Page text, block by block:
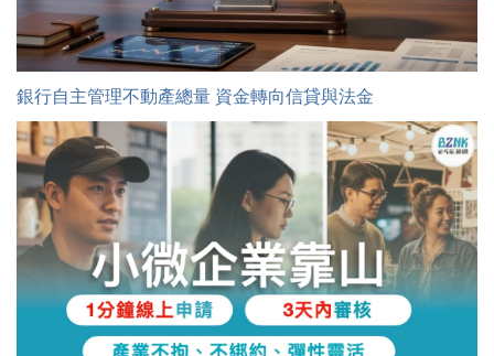
銀行自主管理不動產總量 資金轉向信貸與法金